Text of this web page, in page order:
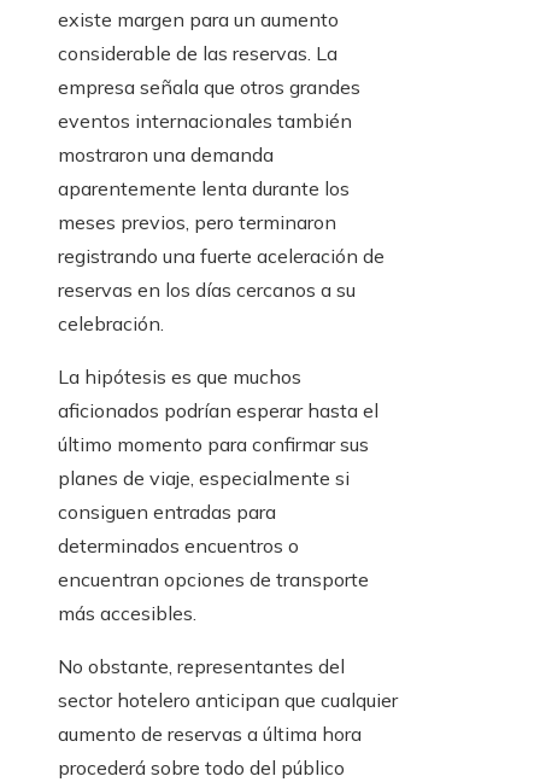
existe margen para un aumento
considerable de las reservas. La
empresa señala que otros grandes
eventos internacionales también
mostraron una demanda
aparentemente lenta durante los
meses previos, pero terminaron
registrando una fuerte aceleración de
reservas en los días cercanos a su
celebración.
La hipótesis es que muchos
aficionados podrían esperar hasta el
último momento para confirmar sus
planes de viaje, especialmente si
consiguen entradas para
determinados encuentros o
encuentran opciones de transporte
más accesibles.
No obstante, representantes del
sector hotelero anticipan que cualquier
aumento de reservas a última hora
procederá sobre todo del público